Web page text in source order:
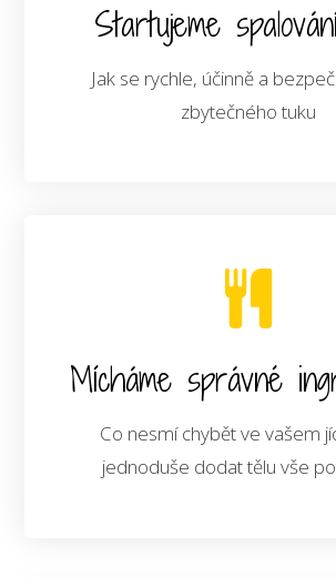
Startujeme
Jak se rychle, účinně a
zbytečného tuku
Mícháme správné
Co nesmí chybět ve vašem
jednoduše dodat tělu vše